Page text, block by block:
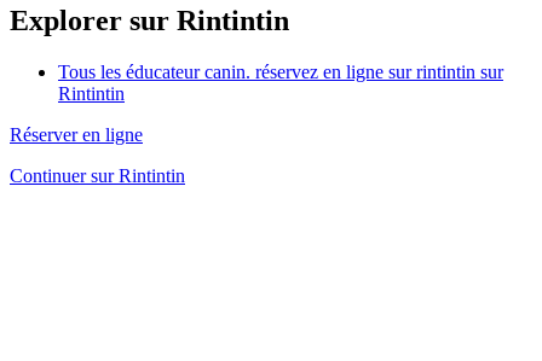
Explorer sur Rintintin
Tous les éducateur canin. réservez en ligne sur rintintin sur
Rintintin
Réserver en ligne
Continuer sur Rintintin